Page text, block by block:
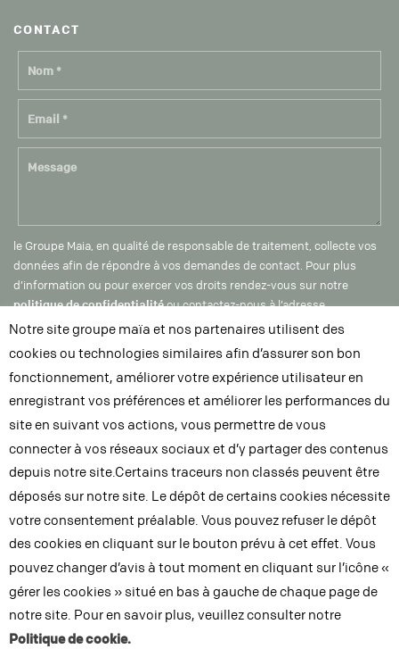
CONTACT
le Groupe Maia, en qualité de responsable de traitement, collecte vos
données afin de répondre à vos demandes de contact. Pour plus
d’information ou pour exercer vos droits rendez-vous sur notre
politique de confidentialitéou contactez-nous à l’adresse
dpo@groupe-maia.com
INFRASTRUCTURES
ET ENVIRONNEMENT
IMMOBILIER
PATRIMOINE
ET ART DE VIVRE
Notre site groupe maïa et nos partenaires utilisent des
cookies ou technologies similaires afin d’assurer son bon
fonctionnement, améliorer votre expérience utilisateur en
enregistrant vos préférences et améliorer les performances du
site en suivant vos actions, vous permettre de vous
connecter à vos réseaux sociaux et d’y partager des contenus
depuis notre site.Certains traceurs non classés peuvent être
déposés sur notre site. Le dépôt de certains cookies nécessite
votre consentement préalable. Vous pouvez refuser le dépôt
des cookies en cliquant sur le bouton prévu à cet effet. Vous
pouvez changer d’avis à tout moment en cliquant sur l’icône «
gérer les cookies » situé en bas à gauche de chaque page de
notre site. Pour en savoir plus, veuillez consulter notre
Politique de cookie.